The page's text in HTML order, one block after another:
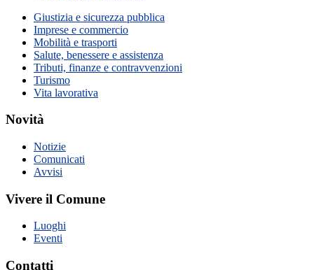
Giustizia e sicurezza pubblica
Imprese e commercio
Mobilità e trasporti
Salute, benessere e assistenza
Tributi, finanze e contravvenzioni
Turismo
Vita lavorativa
Novità
Notizie
Comunicati
Avvisi
Vivere il Comune
Luoghi
Eventi
Contatti